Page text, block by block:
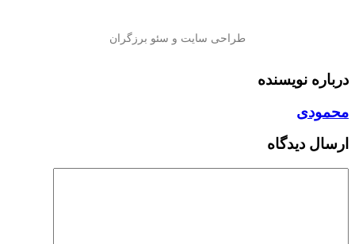
درباره نویسنده
محمودی
ارسال دیدگاه